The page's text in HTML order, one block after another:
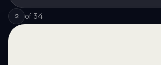
2 of 34